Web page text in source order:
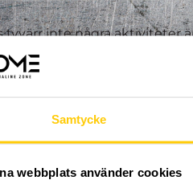
Samtycke
webbplats använder cookies
tyvärr inte några aktiviteter